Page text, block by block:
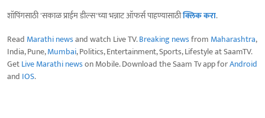
शॉपिंगसाठी 'सकाळ प्राईम डील्स'च्या भन्नाट ऑफर्स पाहण्यासाठीक्लिक करा.
Read Marathi newsand watch Live TV.Breaking newsfrom Maharashtra,
India, Pune,Mumbai, Politics, Entertainment, Sports, Lifestyle at SaamTV.
GetLive Marathi newson Mobile. Download the Saam Tv app forAndroid
and IOS.